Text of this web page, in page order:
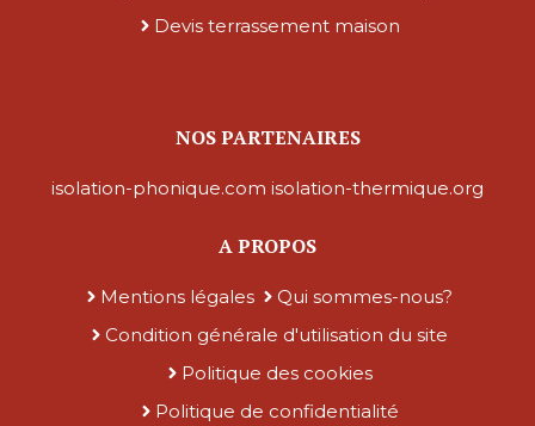
Devis terrassement maison
NOS PARTENAIRES
isolation-phonique.com isolation-thermique.org
A PROPOS
Mentions légales
Qui sommes-nous?
Condition générale d'utilisation du site
Politique des cookies
Politique de confidentialité